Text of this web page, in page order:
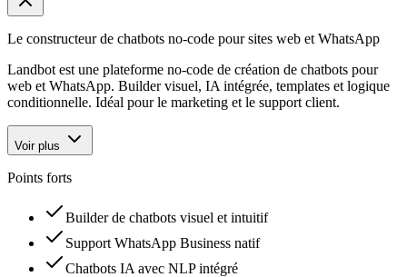
Le constructeur de chatbots no-code pour sites web et WhatsApp
Landbot est une plateforme no-code de création de chatbots pour
web et WhatsApp. Builder visuel, IA intégrée, templates et logique
conditionnelle. Idéal pour le marketing et le support client.
Voir plus
Points forts
Builder de chatbots visuel et intuitif
Support WhatsApp Business natif
Chatbots IA avec NLP intégré